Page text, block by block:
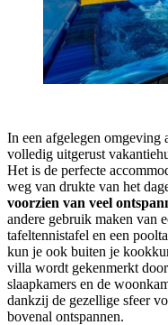
In een afgelegen omgeving
volledig uitgerust
Het is de perfecte
weg van drukte van het
voorzien van veel
andere gebruik maken van
tafeltennistafel en een
kun je ook buiten je
villa wordt gekenmerkt
slaapkamers en de
dankzij de gezellige sfeer
bovenal ontspannen.